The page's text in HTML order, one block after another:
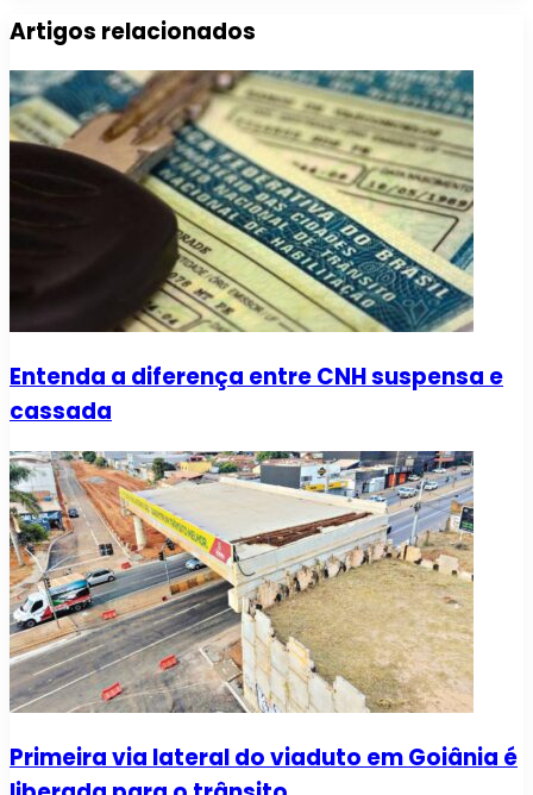
Artigos relacionados
Entenda a diferença entre CNH suspensa e
cassada
Primeira via lateral do viaduto em Goiânia é